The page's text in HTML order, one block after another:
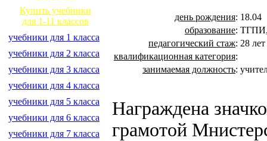
Купить учебники
для 1-11 классов
учебники для 1 класса
учебники для 2 класса
учебники для 3 класса
учебники для 4 класса
учебники для 5 класса
учебники для 6 класса
учебники для 7 класса
день рождения: 18.04
образование:
педагогический стаж: 28 лет
квалификационная категория:
занимаемая должность:
Награждена
грамотой